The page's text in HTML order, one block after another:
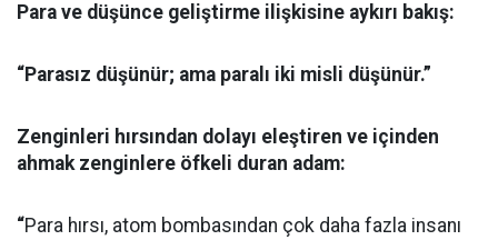
Para ve düşünce geliştirme ilişkisine aykırı bakış:
“Parasız düşünür; ama paralı iki misli düşünür.”
Zenginleri hırsından dolayı eleştiren ve içinden
ahmak zenginlere öfkeli duran adam:
“Para hırsı, atom bombasından çok daha fazla insanı